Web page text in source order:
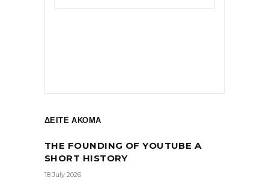
ΔΕΙΤΕ ΑΚΟΜΑ
THE FOUNDING OF YOUTUBE A
SHORT HISTORY
18 July 2026